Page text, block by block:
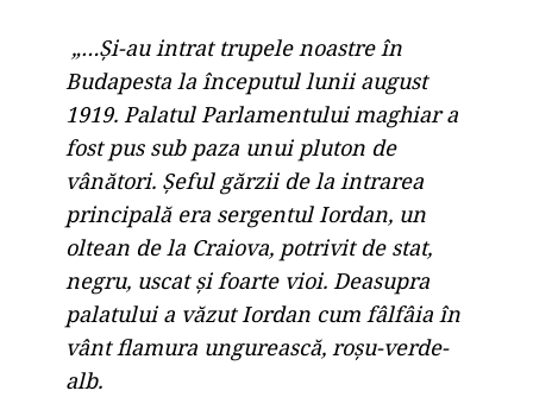
„…Şi-au intrat trupele noastre în
Budapesta la începutul lunii august
1919. Palatul Parlamentului maghiar a
fost pus sub paza unui pluton de
vânători. Şeful gărzii de la intrarea
principală era sergentul Iordan, un
oltean de la Craiova, potrivit de stat,
negru, uscat şi foarte vioi. Deasupra
palatului a văzut Iordan cum fâlfâia în
vânt flamura ungurească, roşu-verde-
alb.